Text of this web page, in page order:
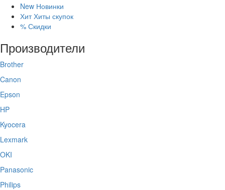
New Новинки
Хит Хиты скупок
% Скидки
Производители
Brother
Canon
Epson
HP
Kyocera
Lexmark
OKI
Panasonic
Philips